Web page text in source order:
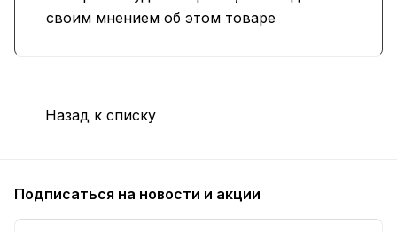
своим мнением об этом товаре
Назад к списку
Подписаться на новости и акции